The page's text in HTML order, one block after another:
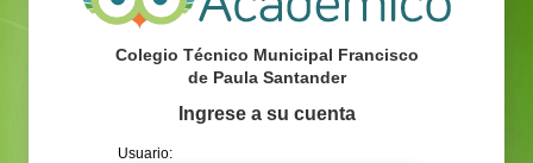
Colegio Técnico Municipal Francisco
de Paula Santander
Ingrese a su cuenta
Usuario: